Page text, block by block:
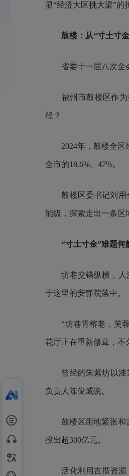
显“经济大区挑大梁”的
鼓楼：从“寸土寸
省委十一届八次全
福州市鼓楼区作为省
径？
2024年，鼓楼全区经
全市的18.6%、47%。
鼓楼区委书记刘用全
能级，探索走出一条区
“寸土寸金”难题何
坊巷交错纵横，
于这里的安静院落中。
“坊巷青榕老，芙蓉
花厅正在重新修葺，不
曾经的朱紫坊以漆艺
负责人陈俊威说。
鼓楼区用地紧张和古
投出超300亿元。
活化利用古厝资源，